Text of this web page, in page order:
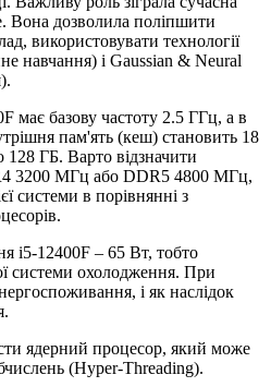
Вона дозволила поліпшити
використовувати технології
навчання) і Gaussian & Neural
має базову частоту 2.5 ГГц, а в
пам'ять (кеш) становить 18
ГБ. Варто відзначити
3200 МГц або DDR5 4800 МГц,
системи в порівнянні з
i5-12400F – 65 Вт, тобто
системи охолодження. При
і як наслідок
ядерний процесор, який може
(Hyper-Threading).